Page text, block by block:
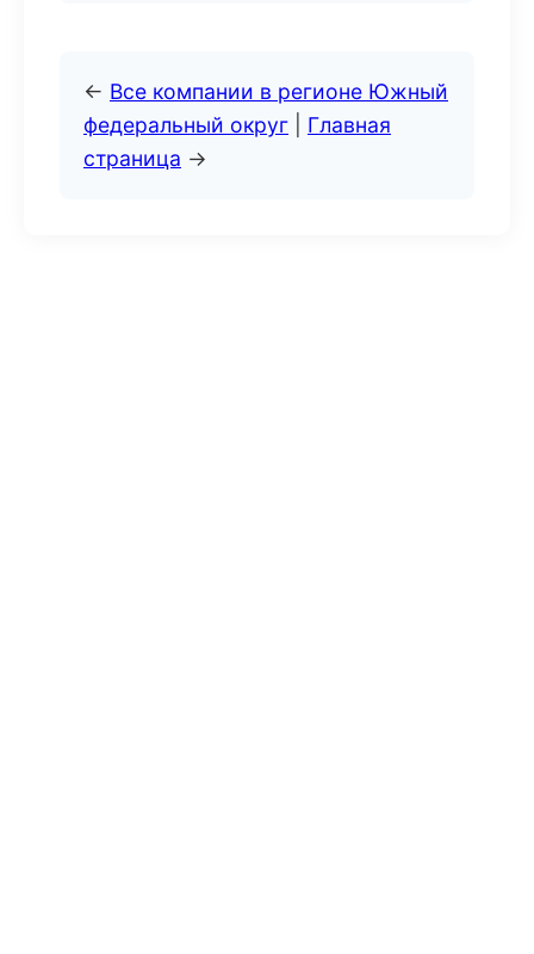
← Все компании в регионе Южный
федеральный округ
Главная
страница →